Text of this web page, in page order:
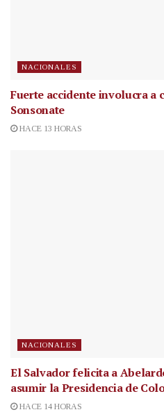
NACIONALES
Fuerte accidente involucra a
Sonsonate
HACE 13 HORAS
NACIONALES
El Salvador felicita a
asumir la Presidencia de
HACE 14 HORAS